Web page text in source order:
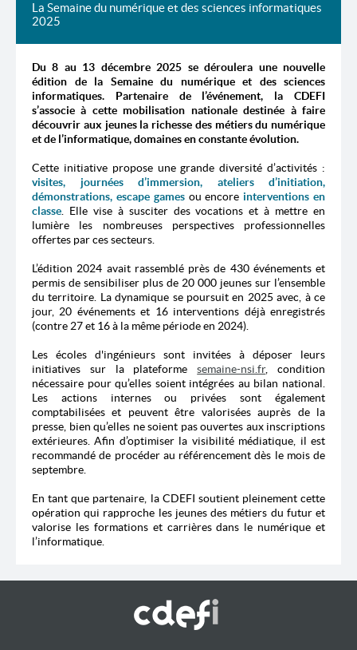
La Semaine du numérique et des sciences informatiques
2025
Du 8 au 13 décembre 2025 se déroulera une nouvelle
édition de la Semaine du numérique et des sciences
informatiques. Partenaire de l’événement, la CDEFI
s’associe à cette mobilisation nationale destinée à faire
découvrir aux jeunes la richesse des métiers du numérique
et de l’informatique, domaines en constante évolution.
Cette initiative propose une grande diversité d’activités :
visites, journées d’immersion, ateliers d’initiation,
démonstrations, escape gamesou encore interventions en
classe . Elle vise à susciter des vocations et à mettre en
lumière les nombreuses perspectives professionnelles
offertes par ces secteurs.
L’édition 2024 avait rassemblé près de 430 événements et
permis de sensibiliser plus de 20 000 jeunes sur l’ensemble
du territoire. La dynamique se poursuit en 2025 avec, à ce
jour, 20 événements et 16 interventions déjà enregistrés
(contre 27 et 16 à la même période en 2024).
Les écoles d'ingénieurs sont invitées à déposer leurs
initiatives sur la plateformesemaine-nsi.fr, condition
nécessaire pour qu’elles soient intégrées au bilan national.
Les actions internes ou privées sont également
comptabilisées et peuvent être valorisées auprès de la
presse, bien qu’elles ne soient pas ouvertes aux inscriptions
extérieures. Afin d’optimiser la visibilité médiatique, il est
recommandé de procéder au référencement dès le mois de
septembre.
En tant que partenaire, la CDEFI soutient pleinement cette
opération qui rapproche les jeunes des métiers du futur et
valorise les formations et carrières dans le numérique et
l’informatique.